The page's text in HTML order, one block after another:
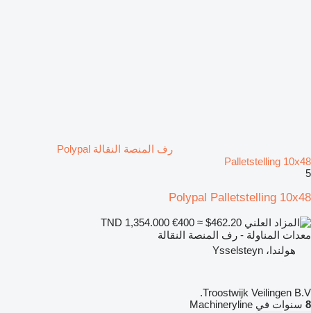
رف المنصة النقالة Polypal
Palletstelling 10x48
5
Polypal Palletstelling 10x48
€400 ≈ $462.20
معدات المناولة - رف المنصة النقالة
هولندا، Ysselsteyn
Troostwijk Veilingen B.V.
8 سنوات في Machineryline